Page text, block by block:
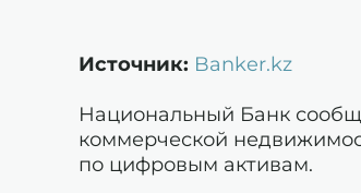
Источник: Banker.kz
Национальный Банк
коммерческой
по цифровым активам.